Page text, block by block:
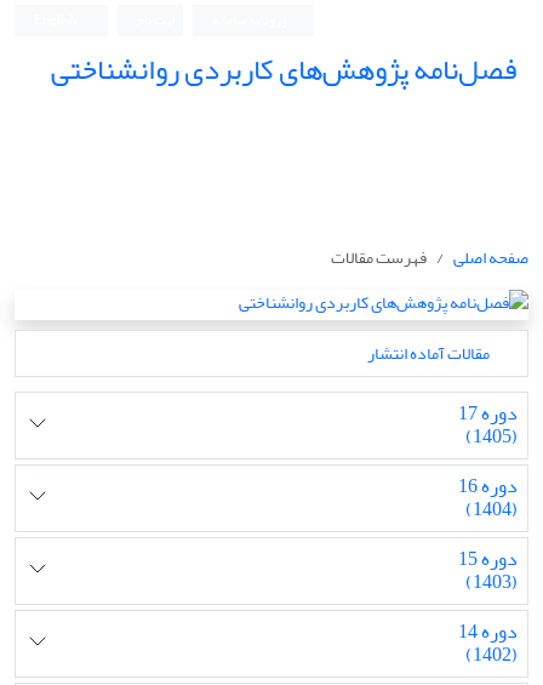
فصل‌نامه پژوهش‌های کاربردی روانشناختی
صفحه اصلی فهرست مقالات
مقالات آماده انتشار
دوره 17
(1405)
دوره 16
(1404)
دوره 15
(1403)
دوره 14
(1402)